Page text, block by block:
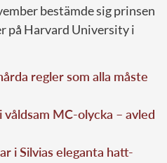
bestämde sig prinsen
på Harvard University i
regler som alla måste
våldsam MC-olycka – avled
i Silvias eleganta hatt-